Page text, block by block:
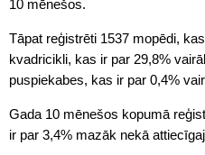
10 mēnešos.
Tāpat reģistrēti 1537 mopēdi,
kvadricikli, kas ir par 29,8%
puspiekabes, kas ir par 0,4%
Gada 10 mēnešos kopumā
ir par 3,4% mazāk nekā